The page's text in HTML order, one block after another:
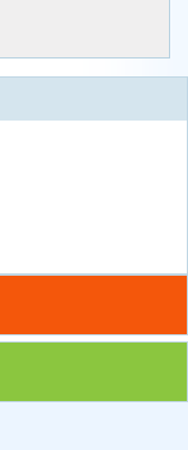
STOBu
STOBu ve